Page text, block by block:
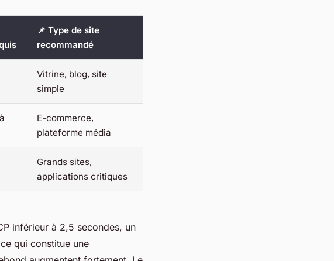
📌 Type de site
recommandé
Vitrine, blog, site
simple
E-commerce,
plateforme média
Grands sites,
applications critiques
inférieur à 2,5 secondes, un
qui constitue une